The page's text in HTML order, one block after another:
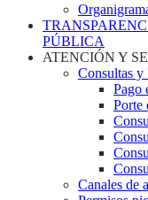
PÚBLICA
ATENCIÓN Y
Consultas y
Pago
Porte
Canales de